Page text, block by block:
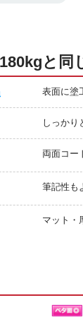
と同
表面に塗
しっかり
両面コー
筆記性も
マット・